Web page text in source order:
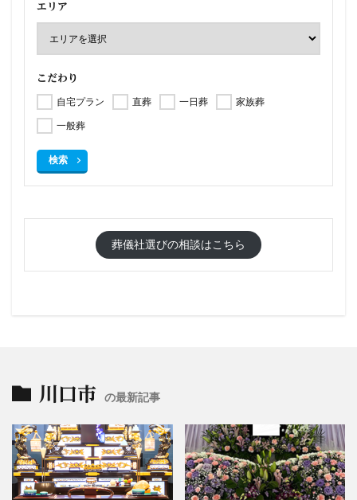
エリア
こだわり
自宅プラン 直葬 一日葬
家族葬
一般葬
検索
葬儀社選びの相談はこちら
川口市 の最新記事